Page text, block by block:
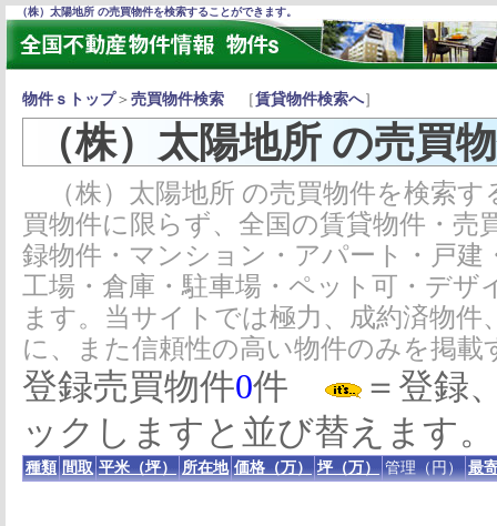
（株）太陽地所 の売買物件を検索することができます。
物件ｓトップ＞ 売買物件検索 ［賃貸物件検索へ］
（株）太陽地所 の売買
（株）太陽地所 の売買物件を検索
買物件に限らず、全国の賃貸物件・売
録物件・マンション・アパート・戸
工場・倉庫・駐車場・ペット可・デ
ます。当サイトでは極力、成約済物
に、また信頼性の高い物件のみを掲
登録売買物件0件
＝登録
ックしますと並び替えます。
種類 間取 平米（坪） 所在地 価格（万） 坪（万） 管理（円） 最